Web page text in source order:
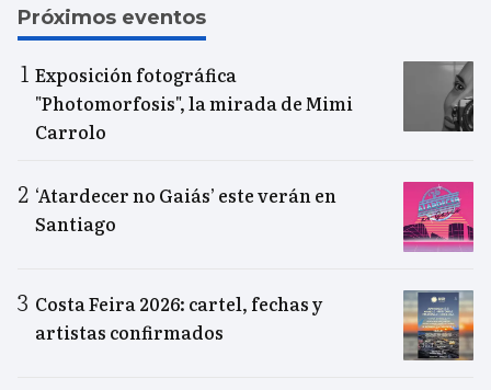
Próximos eventos
Exposición fotográfica
"Photomorfosis", la mirada de Mimi
Carrolo
‘Atardecer no Gaiás’ este verán en
Santiago
Costa Feira 2026: cartel, fechas y
artistas confirmados